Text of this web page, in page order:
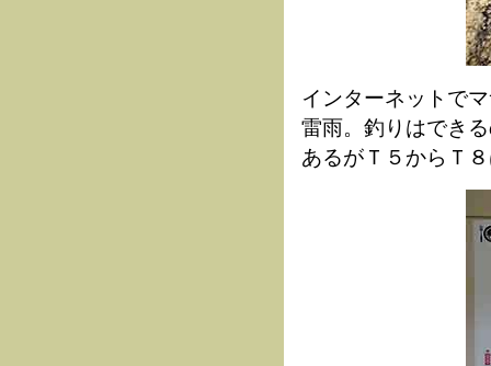
インターネットで
雷雨。釣りはでき
あるがＴ５からＴ